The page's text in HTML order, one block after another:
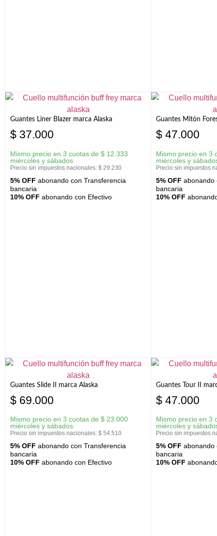
Guantes Liner Blazer marca Alaska
$ 37.000
Mismo precio en 3 cuotas de $ 12.333
miércoles y sábados
Precio sin impuestos nacionales: $ 29.230
5% OFF abonando con Transferencia
bancaria
10% OFF abonando con Efectivo
Guantes Mitón
$ 47.000
Mismo precio en 3
miércoles y
Precio sin impuestos
5% OFF abonando
bancaria
10% OFF
Guantes Slide II marca Alaska
$ 69.000
Mismo precio en 3 cuotas de $ 23.000
miércoles y sábados
Precio sin impuestos nacionales: $ 54.510
5% OFF abonando con Transferencia
bancaria
10% OFF abonando con Efectivo
Guantes Tour II
$ 47.000
Mismo precio en 3
miércoles y
Precio sin impuestos
5% OFF abonando
bancaria
10% OFF